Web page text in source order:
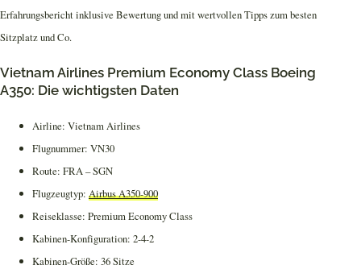
Erfahrungsbericht inklusive Bewertung und mit wertvollen Tipps zum besten
Sitzplatz und Co.
Vietnam Airlines Premium Economy Class Boeing
A350: Die wichtigsten Daten
Airline: Vietnam Airlines
Flugnummer: VN30
Route: FRA – SGN
Flugzeugtyp: Airbus A350-900
Reiseklasse: Premium Economy Class
Kabinen-Konfiguration: 2-4-2
Kabinen-Größe: 36 Sitze